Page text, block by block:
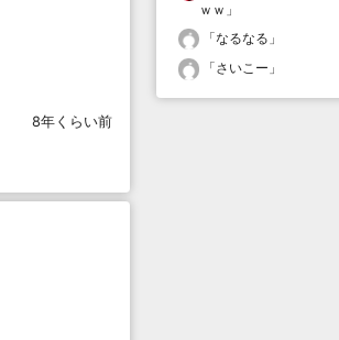
8年くらい前
ｗｗ 」
「なるなる 」
「さいこー 」